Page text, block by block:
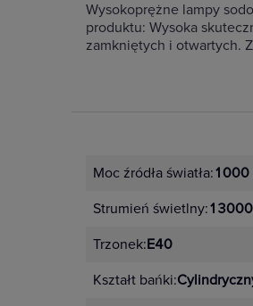
Wysokoprężne lampy
produktu: Wysoka
zamkniętych i otwartych.
Moc źródła światła:1000
Strumień świetlny:
Trzonek:E40
Kształt bańki: